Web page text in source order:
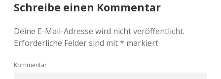
Schreibe einen Kommentar
Deine E-Mail-Adresse wird nicht veröffentlicht.
Erforderliche Felder sind mit* markiert
Kommentar